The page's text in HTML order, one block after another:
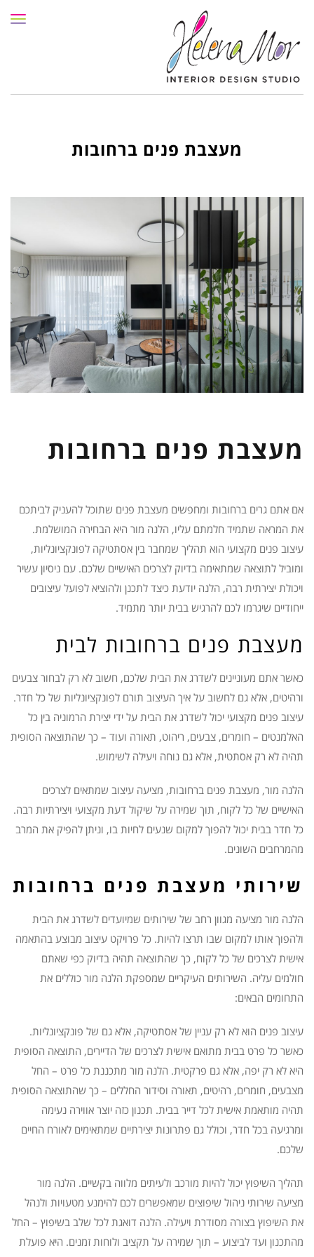
מעצבת פנים ברחובות
מעצבת פנים ברחובות
אם אתם גרים ברחובות ומחפשים מעצבת פנים שתוכל להעניק לביתכם
את המראה שתמיד חלמתם עליו, הלנה מור היא הבחירה המושלמת.
עיצוב פנים מקצועי הוא תהליך שמחבר בין אסתטיקה לפונקציונליות,
ומוביל לתוצאה שמתאימה בדיוק לצרכים האישיים שלכם. עם ניסיון עשיר
ויכולת יצירתית רבה, הלנה יודעת כיצד לתכנן ולהוציא לפועל עיצובים
ייחודיים שיגרמו לכם להרגיש בבית יותר מתמיד.
מעצבת פנים ברחובות לבית
כאשר אתם מעוניינים לשדרג את הבית שלכם, חשוב לא רק לבחור צבעים
ורהיטים, אלא גם לחשוב על איך העיצוב תורם לפונקציונליות של כל חדר.
עיצוב פנים מקצועי יכול לשדרג את הבית על ידי יצירת הרמוניה בין כל
האלמנטים – חומרים, צבעים, ריהוט, תאורה ועוד – כך שהתוצאה הסופית
תהיה לא רק אסתטית, אלא גם נוחה ויעילה לשימוש.
הלנה מור, מעצבת פנים ברחובות, מציעה עיצוב שמתאים לצרכים
האישיים של כל לקוח, תוך שמירה על שיקול דעת מקצועי ויצירתיות רבה.
כל חדר בבית יכול להפוך למקום שנעים לחיות בו, וניתן להפיק את המרב
מהמרחבים השונים.
שירותי מעצבת פנים ברחובות
הלנה מור מציעה מגוון רחב של שירותים שמיועדים לשדרג את הבית
ולהפוך אותו למקום שבו תרצו להיות. כל פרויקט עיצוב מבוצע בהתאמה
אישית לצרכים של כל לקוח, כך שהתוצאה תהיה בדיוק כפי שאתם
חולמים עליה. השירותים העיקריים שמספקת הלנה מור כוללים את
התחומים הבאים:
עיצוב פנים הוא לא רק עניין של אסתטיקה, אלא גם של פונקציונליות.
כאשר כל פרט בבית מתואם אישית לצרכים של הדיירים, התוצאה הסופית
היא לא רק יפה, אלא גם פרקטית. הלנה מור מתכננת כל פרט – החל
מצבעים, חומרים, רהיטים, תאורה וסידור החללים – כך שהתוצאה הסופית
תהיה מותאמת אישית לכל דייר בבית. תכנון כזה יוצר אווירה נעימה
ומרגיעה בכל חדר, וכולל גם פתרונות יצירתיים שמתאימים לאורח החיים
שלכם.
תהליך השיפוץ יכול להיות מורכב ולעיתים מלווה בקשיים. הלנה מור
מציעה שירותי ניהול שיפוצים שמאפשרים לכם להימנע מטעויות ולנהל
את השיפוץ בצורה מסודרת ויעילה. הלנה דואגת לכל שלב בשיפוץ – החל
מהתכנון ועד לביצוע – תוך שמירה על תקציב ולוחות זמנים. היא פועלת